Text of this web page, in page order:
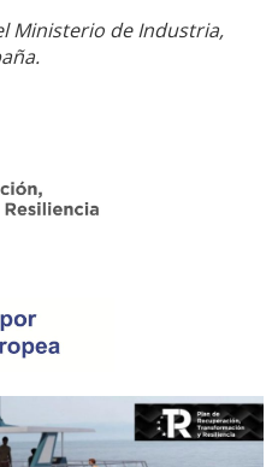
Ministerio de Industria,
y mostrar publicidad
del usuario.